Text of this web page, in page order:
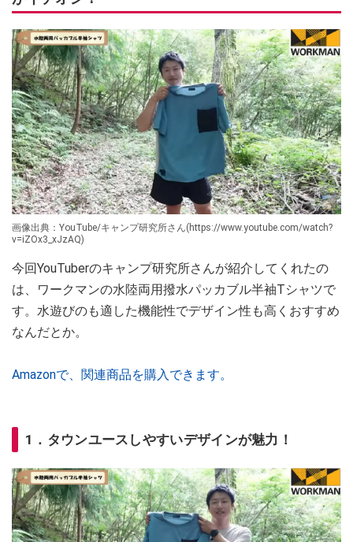
画像出典：YouTube/キャンプ研究所さん(https://www.youtube.com/watch?
v=iZOx3_xJzAQ)
今回YouTuberのキャンプ研究所さんが紹介してくれたの
は、ワークマンの水陸両用撥水パッカブル半袖Tシャツで
す。水遊びのも適した機能性でデザイン性も高くおすすめ
なんだとか。
Amazonで、関連商品を購入できます。
1．タウンユースしやすいデザインが魅力！